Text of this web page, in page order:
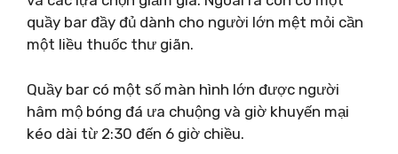
quầy bar đầy đủ dành cho người lớn mệt mỏi cần
một liều thuốc thư giãn.
Quầy bar có một số màn hình lớn được người
hâm mộ bóng đá ưa chuộng và giờ khuyến mại
kéo dài từ 2:30 đến 6 giờ chiều.